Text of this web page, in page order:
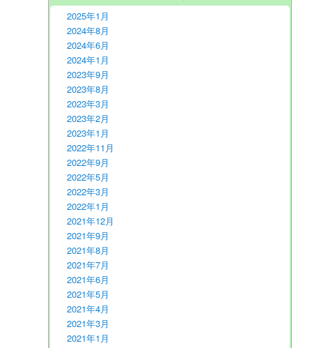
2025年1月
2024年8月
2024年6月
2024年1月
2023年9月
2023年8月
2023年3月
2023年2月
2023年1月
2022年11月
2022年9月
2022年5月
2022年3月
2022年1月
2021年12月
2021年9月
2021年8月
2021年7月
2021年6月
2021年5月
2021年4月
2021年3月
2021年1月